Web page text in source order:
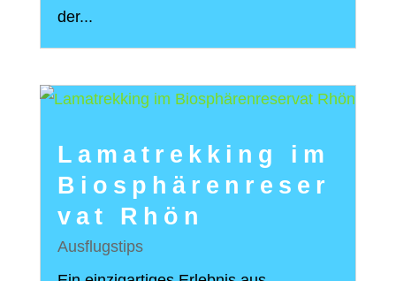
der...
Lamatrekking im
Biosphärenreser
vat Rhön
Ausflugstips